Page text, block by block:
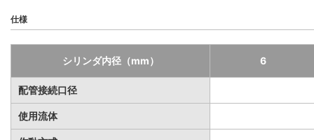
仕様
シリンダ内径（mm） 6
配管接続口径
使用流体